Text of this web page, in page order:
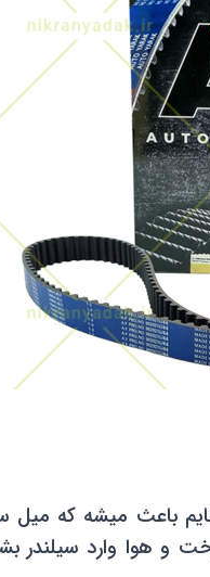
باعث میشه که میل
هوا وارد سیلندر